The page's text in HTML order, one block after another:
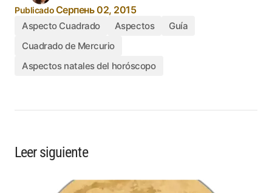
PublicadoСерпень 02, 2015
Aspecto Cuadrado Aspectos
Guía
Cuadrado de Mercurio
Aspectos natales del horóscopo
Leer siguiente